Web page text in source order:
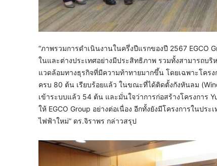
“ภาพรวมการดำเนินงานในครึ่งปีแรกของปี 2567 EGCO
ในและต่างประเทศอย่างมีประสิทธิภาพ รวมทั้งสามารถบ
แวดล้อมทางธุรกิจที่มีความท้าทายมากขึ้น โดยเฉพาะโคร
ครบ 80 ต้น เรียบร้อยแล้ว ในขณะที่ได้ติดตั้งกังหันลม
เข้าระบบแล้ว 54 ต้น และมั่นใจว่าการก่อสร้างโครงการ
ให้ EGCO Group อย่างต่อเนื่อง อีกทั้งยังมีโครงการในป
ไฟฟ้าใหม่” ดร.จิราพร กล่าวสรุป